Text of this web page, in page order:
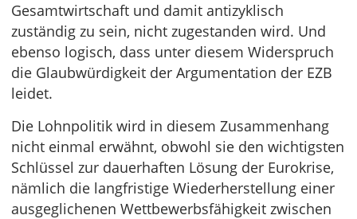
Gesamtwirtschaft und damit antizyklisch
zuständig zu sein, nicht zugestanden wird. Und
ebenso logisch, dass unter diesem Widerspruch
die Glaubwürdigkeit der Argumentation der EZB
leidet.
Die Lohnpolitik wird in diesem Zusammenhang
nicht einmal erwähnt, obwohl sie den wichtigsten
Schlüssel zur dauerhaften Lösung der Eurokrise,
nämlich die langfristige Wiederherstellung einer
ausgeglichenen Wettbewerbsfähigkeit zwischen